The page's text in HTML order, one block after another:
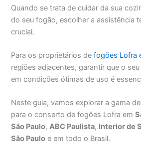
Quando se trata de cuidar da sua
do seu fogão, escolher a assistência
crucial.
Para os proprietários defogões Lofra
regiões adjacentes, garantir que o
em condições ótimas de uso é
Neste guia, vamos explorar a gama
para o conserto de fogões Lofra em
São Paulo,ABC Paulista, Interior de
São Paulo e em todo o Brasil.